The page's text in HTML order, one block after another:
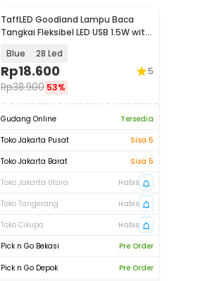
TaffLED Goodland Lampu Baca
Tangkai Fleksibel LED USB 1.5W with
Blue 28 Led
Rp18.600
Rp38.900 53%
5
Gudang Online
Tersedia
Toko Jakarta Pusat
Sisa 5
Toko Jakarta Barat
Sisa 5
Toko Jakarta Utara
Habis
Toko Tangerang
Habis
Toko Cikupa
Habis
Pick n Go Bekasi
Pre Order
Pick n Go Depok Pre Order